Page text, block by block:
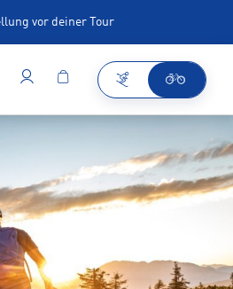
vor deiner Tour
Bikeschule